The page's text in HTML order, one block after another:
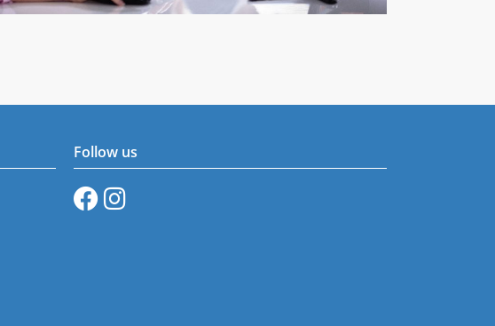
Follow us